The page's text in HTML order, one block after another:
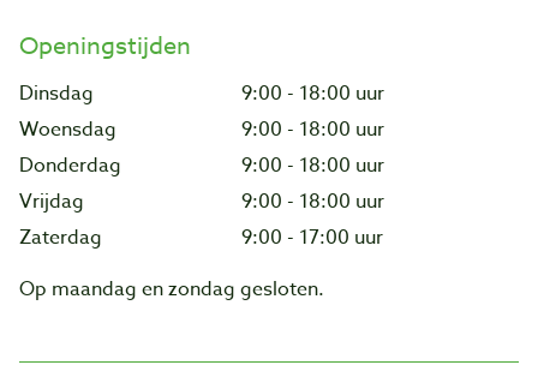
Openingstijden
Dinsdag
9:00 - 18:00 uur
Woensdag
9:00 - 18:00 uur
Donderdag
9:00 - 18:00 uur
Vrijdag
9:00 - 18:00 uur
Zaterdag
9:00 - 17:00 uur
Op maandag en zondag gesloten.